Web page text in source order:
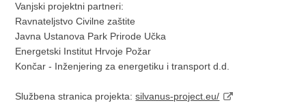
Vanjski projektni partneri:
Ravnateljstvo Civilne zaštite
Javna Ustanova Park Prirode Učka
Energetski Institut Hrvoje Požar
Končar - Inženjering za energetiku i transport d.d.
Službena stranica projekta:silvanus-project.eu/